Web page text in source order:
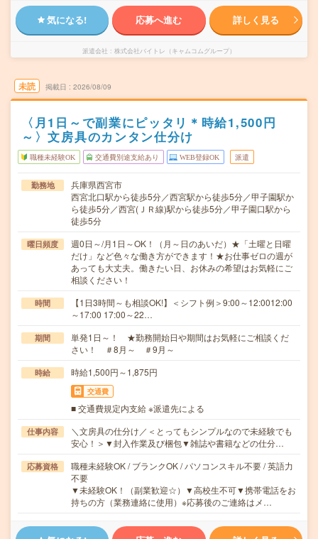
気になる! 応募へ進む 詳しく見る
派遣会社 株式会社バイトレ（キャムコムグループ）
未読 掲載日 2026/08/09
〈月1日～で副業にピッタリ＊時給1,500円
～〉文房具のカンタン仕分け
職種未経験OK 交通費別途支給あり WEB登録OK 派遣
勤務地
兵庫県西宮市
西宮北口駅から徒歩5分／西宮駅から徒歩5分／甲子園駅か
ら徒歩5分／西宮(ＪＲ線)駅から徒歩5分／甲子園口駅から
徒歩5分
曜日頻度
週0日～/月1日～OK！（月～日のあいだ）★「土曜と日曜
だけ」など色々な働き方ができます！★お仕事ゼロの週が
あっても大丈夫。働きたい日、お休みの希望はお気軽にご
相談ください！
時間
【1日3時間～も相談OK!】＜シフト例＞9:00～12:0012:00
～17:00 17:00～22…
期間
単発1日～！ ★勤務開始日や期間はお気軽にご相談くだ
さい！ ＃8月～ ＃9月～
時給 時給1,500円～1,875円
交通費
■ 交通費規定内支給 ※派遣先による
仕事内容
＼文房具の仕分け／＜とってもシンプルなので未経験でも
安心！＞▼封入作業及び梱包▼雑誌や書籍などの仕分…
応募資格
職種未経験OK / ブランクOK / パソコンスキル不要 / 英語力
不要
▼未経験OK！（副業歓迎☆）▼高校生不可▼携帯電話をお
持ちの方（業務連絡に使用）※応募後のご連絡はメ…